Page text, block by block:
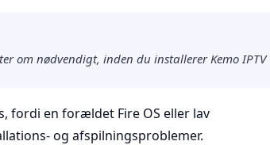
om nødvendigt, inden du installerer Kemo IPTV
fordi en forældet Fire OS eller lav
og afspilningsproblemer.